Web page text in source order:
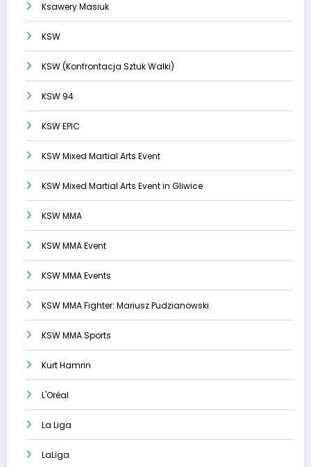
Ksawery Masiuk
KSW
KSW (Konfrontacja Sztuk Walki)
KSW 94
KSW EPIC
KSW Mixed Martial Arts Event
KSW Mixed Martial Arts Event in Gliwice
KSW MMA
KSW MMA Event
KSW MMA Events
KSW MMA Fighter: Mariusz Pudzianowski
KSW MMA Sports
Kurt Hamrin
L'Oréal
La Liga
LaLiga